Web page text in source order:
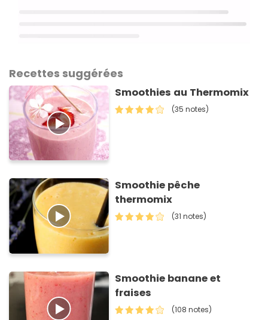
Recettes suggérées
Smoothies au Thermomix
(35 notes)
Smoothie pêche
thermomix
(31 notes)
Smoothie banane et
fraises
(108 notes)